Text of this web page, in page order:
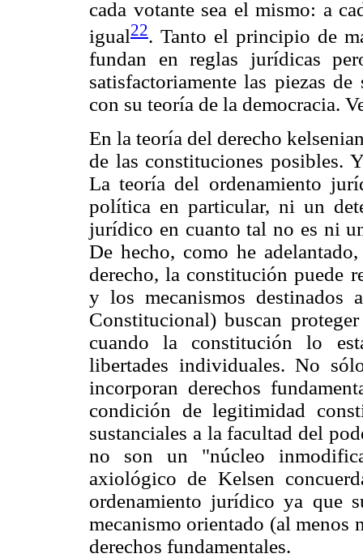
cada votante sea el mismo: a
igual22. Tanto el principio de
fundan en reglas jurídicas
satisfactoriamente las piezas
con su teoría de la democracia.
En la teoría del derecho
de las constituciones posibles.
La teoría del ordenamiento
política en particular, ni un
jurídico en cuanto tal no es ni
De hecho, como he
derecho, la constitución puede
y los mecanismos destinados
Constitucional) buscan
cuando la constitución lo
libertades individuales. No
incorporan derechos
condición de legitimidad
sustanciales a la facultad del
no son un "núcleo
axiológico de Kelsen
ordenamiento jurídico ya que
mecanismo orientado (al menos
derechos fundamentales.